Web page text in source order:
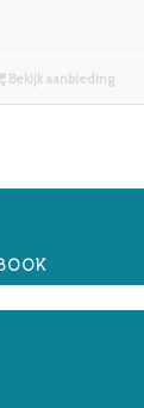
Bekijk aanbieding